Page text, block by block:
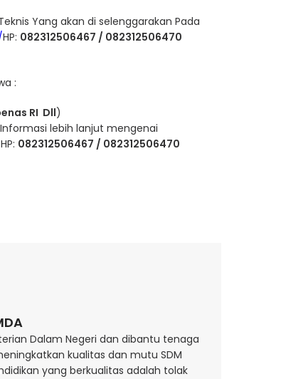
Yang akan di selenggarakan Pada
HP: 082312506467 / 082312506470
:
RI Dll)
lebih lanjut mengenai
HP: 082312506467 / 082312506470
Dalam Negeri dan dibantu tenaga
kualitas dan mutu SDM
yang berkualitas adalah tolak